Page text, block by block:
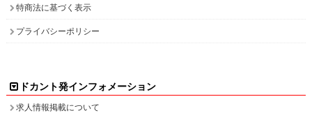
特商法に基づく表示
プライバシーポリシー
ドカント発インフォメーション
求人情報掲載について